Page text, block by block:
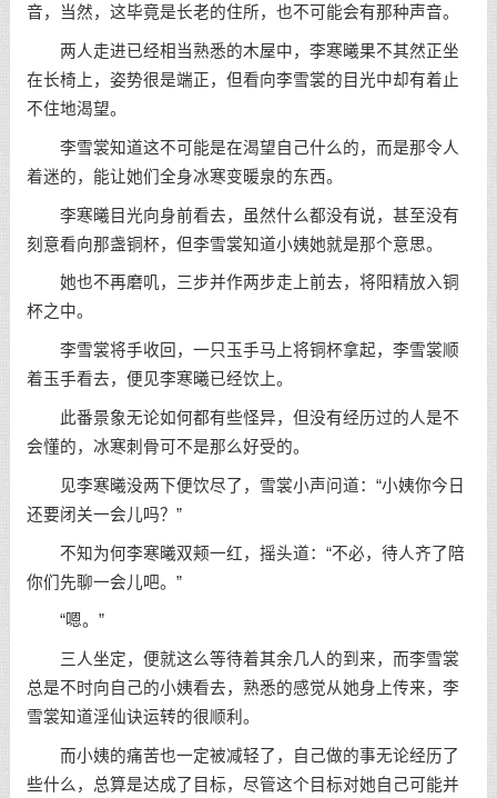
音，当然，这毕竟是长老的住所，也不可能会有那种声音。
两人走进已经相当熟悉的木屋中，李寒曦果不其然正坐
在长椅上，姿势很是端正，但看向李雪裳的目光中却有着止
不住地渴望。
李雪裳知道这不可能是在渴望自己什么的，而是那令人
着迷的，能让她们全身冰寒变暖泉的东西。
李寒曦目光向身前看去，虽然什么都没有说，甚至没有
刻意看向那盏铜杯，但李雪裳知道小姨她就是那个意思。
她也不再磨叽，三步并作两步走上前去，将阳精放入铜
杯之中。
李雪裳将手收回，一只玉手马上将铜杯拿起，李雪裳顺
着玉手看去，便见李寒曦已经饮上。
此番景象无论如何都有些怪异，但没有经历过的人是不
会懂的，冰寒刺骨可不是那么好受的。
见李寒曦没两下便饮尽了，雪裳小声问道：“小姨你今日
还要闭关一会儿吗？”
不知为何李寒曦双颊一红，摇头道：“不必，待人齐了陪
你们先聊一会儿吧。”
“嗯。”
三人坐定，便就这么等待着其余几人的到来，而李雪裳
总是不时向自己的小姨看去，熟悉的感觉从她身上传来，李
雪裳知道淫仙诀运转的很顺利。
而小姨的痛苦也一定被减轻了，自己做的事无论经历了
些什么，总算是达成了目标，尽管这个目标对她自己可能并